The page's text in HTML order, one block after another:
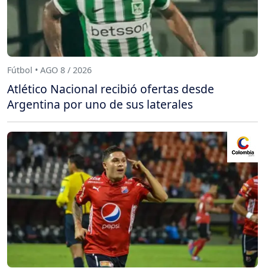
Fútbol • AGO 8 / 2026
Atlético Nacional recibió ofertas desde
Argentina por uno de sus laterales